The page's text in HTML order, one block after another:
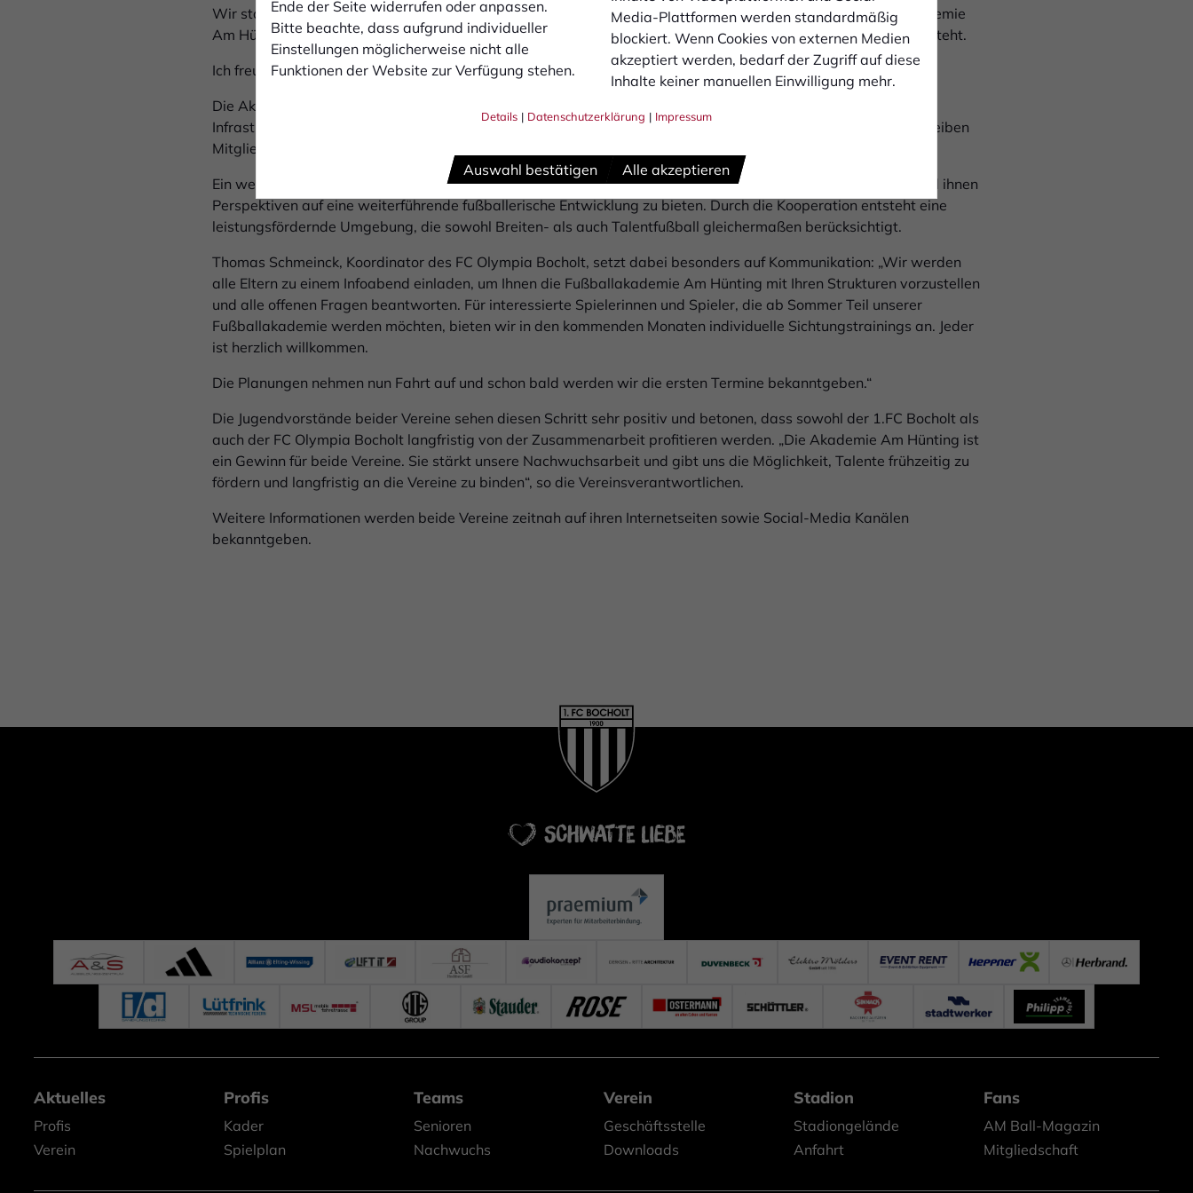
Ende der Seite widerrufen oder anpassen.
Bitte beachte, dass aufgrund individueller
Einstellungen möglicherweise nicht alle
Funktionen der Website zur Verfügung stehen.
Media-Plattformen werden standardmäßig
blockiert. Wenn Cookies von externen Medien
akzeptiert werden, bedarf der Zugriff auf diese
Inhalte keiner manuellen Einwilligung mehr.
Details | Datenschutzerklärung | Impressum
Auswahl bestätigen Alle akzeptieren
Wir starten bei den Jüngsten – denn die Basis ist entscheidend. Schritt für Schritt werden wir die Fußballakademie
Am Hünting weiter ausbauen und eine Struktur schaffen, die langfristig für Erfolg und nachhaltige Förderung steht.
Ich freue mich darauf Teil des „Bocholter Weges“ zu sein!"
Die Akademie setzt auf qualifizierte Trainer, ein strukturiertes Ausbildungsprogramm und die Nutzung der
Infrastruktur beider Vereine. Dabei steht die individuelle Förderung jedes Kindes im Mittelpunkt. Die Spieler bleiben
Mitglieder ihrer Heimatvereine, profitieren aber gleichzeitig von einer verbesserten Trainingsstruktur.
Ein weiteres Ziel der Fußballakademie ist es, junge Spieler langfristig an den regionalen Fußball zu binden und ihnen
Perspektiven auf eine weiterführende fußballerische Entwicklung zu bieten. Durch die Kooperation entsteht eine
leistungsfördernde Umgebung, die sowohl Breiten- als auch Talentfußball gleichermaßen berücksichtigt.
Thomas Schmeinck, Koordinator des FC Olympia Bocholt, setzt dabei besonders auf Kommunikation: „Wir werden
alle Eltern zu einem Infoabend einladen, um Ihnen die Fußballakademie Am Hünting mit Ihren Strukturen vorzustellen
und alle offenen Fragen beantworten. Für interessierte Spielerinnen und Spieler, die ab Sommer Teil unserer
Fußballakademie werden möchten, bieten wir in den kommenden Monaten individuelle Sichtungstrainings an. Jeder
ist herzlich willkommen.
Die Planungen nehmen nun Fahrt auf und schon bald werden wir die ersten Termine bekanntgeben.“
Die Jugendvorstände beider Vereine sehen diesen Schritt sehr positiv und betonen, dass sowohl der 1.FC Bocholt als
auch der FC Olympia Bocholt langfristig von der Zusammenarbeit profitieren werden. „Die Akademie Am Hünting ist
ein Gewinn für beide Vereine. Sie stärkt unsere Nachwuchsarbeit und gibt uns die Möglichkeit, Talente frühzeitig zu
fördern und langfristig an die Vereine zu binden“, so die Vereinsverantwortlichen.
Weitere Informationen werden beide Vereine zeitnah auf ihren Internetseiten sowie Social-Media Kanälen
bekanntgeben.
Aktuelles
Profis
Verein
Profis
Kader
Spielplan
Teams
Senioren
Nachwuchs
Verein
Geschäftsstelle
Downloads
Stadion
Stadiongelände
Anfahrt
Fans
AM Ball-Magazin
Mitgliedschaft